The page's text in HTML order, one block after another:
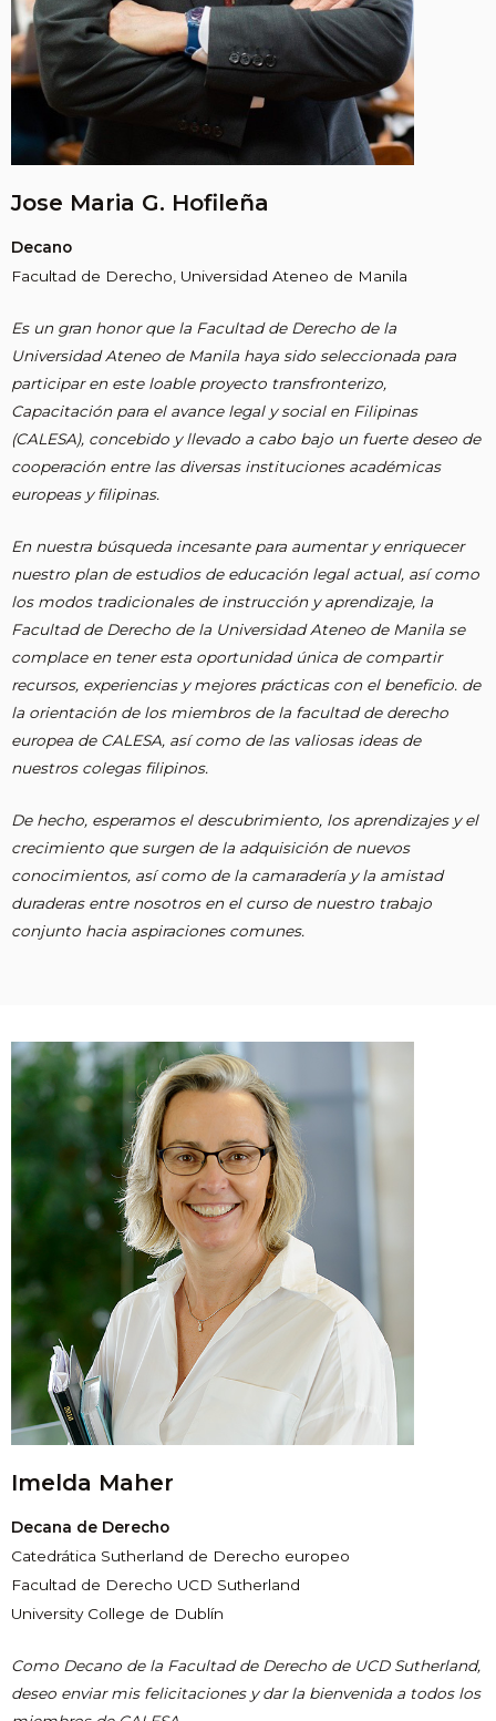
Jose Maria G. Hofileña
Decano
Facultad de Derecho, Universidad Ateneo de Manila
Es un gran honor que la Facultad de Derecho de la
Universidad Ateneo de Manila haya sido seleccionada para
participar en este loable proyecto transfronterizo,
Capacitación para el avance legal y social en Filipinas
(CALESA), concebido y llevado a cabo bajo un fuerte deseo de
cooperación entre las diversas instituciones académicas
europeas y filipinas.
En nuestra búsqueda incesante para aumentar y enriquecer
nuestro plan de estudios de educación legal actual, así como
los modos tradicionales de instrucción y aprendizaje, la
Facultad de Derecho de la Universidad Ateneo de Manila se
complace en tener esta oportunidad única de compartir
recursos, experiencias y mejores prácticas con el beneficio. de
la orientación de los miembros de la facultad de derecho
europea de CALESA, así como de las valiosas ideas de
nuestros colegas filipinos.
De hecho, esperamos el descubrimiento, los aprendizajes y el
crecimiento que surgen de la adquisición de nuevos
conocimientos, así como de la camaradería y la amistad
duraderas entre nosotros en el curso de nuestro trabajo
conjunto hacia aspiraciones comunes.
Imelda Maher
Decana de Derecho
Catedrática Sutherland de Derecho europeo
Facultad de Derecho UCD Sutherland
University College de Dublín
Como Decano de la Facultad de Derecho de UCD Sutherland,
deseo enviar mis felicitaciones y dar la bienvenida a todos los